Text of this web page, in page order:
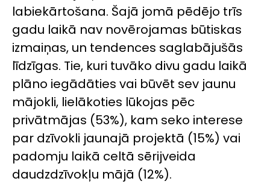
labiekārtošana. Šajā jomā pēdējo trīs
gadu laikā nav novērojamas būtiskas
izmaiņas, un tendences saglabājušās
līdzīgas. Tie, kuri tuvāko divu gadu laikā
plāno iegādāties vai būvēt sev jaunu
mājokli, lielākoties lūkojas pēc
privātmājas (53%), kam seko interese
par dzīvokli jaunajā projektā (15%) vai
padomju laikā celtā sērijveida
daudzdzīvokļu mājā (12%).